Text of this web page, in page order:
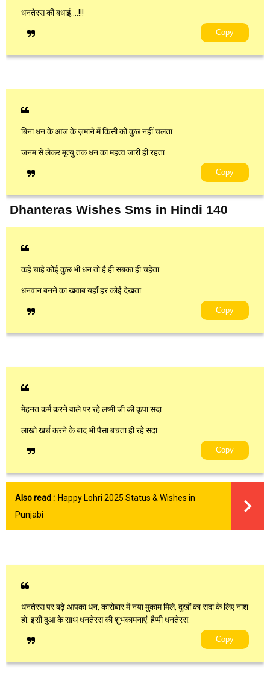
धनतेरस की बधाई….!!!
Copy
बिना धन के आज के ज़माने में किसी को कुछ नहीं चलता
जनम से लेकर मृत्यु तक धन का महत्व जारी ही रहता
Copy
Dhanteras Wishes Sms in Hindi 140
कहे चाहे कोई कुछ भी धन तो है ही सबका ही चहेता
धनवान बनने का खवाब यहाँ हर कोई देखता
Copy
मेहनत कर्म करने वाले पर रहे लष्मी जी की कृपा सदा
लाखो खर्च करने के बाद भी पैसा बचता ही रहे सदा
Copy
Also read : Happy Lohri 2025 Status & Wishes in
Punjabi
धनतेरस पर बढ़े आपका धन, कारोबार में नया मुकाम मिले, दुखों का सदा के लिए नाश
हो. इसी दुआ के साथ धनतेरस की शुभकामनाएं. हैप्पी धनतेरस.
Copy